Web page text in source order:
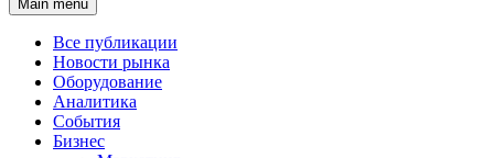
Main menu
Все публикации
Новости рынка
Оборудование
Аналитика
События
Бизнес